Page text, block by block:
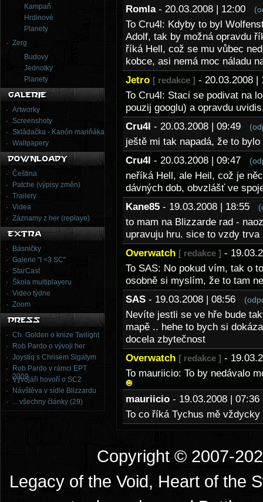
Kampaň
Hrdinové
Planety
Zerg
Budovy
Jednotky
Planety
Artworky
Screenshoty
Skládačka - Kanón mariňáka
Wallpapery
Čeština
Patche (výpisy změn)
Trailery
Videa
Záznamy z her (replaye)
Básničky
Galerie "I <3 SC"
StarCast
Škola multiplayeru
Video týdne
Zoom
Ch. Golden o knize Twilight
Rob Pardo o vývoji her
Joystiq s Chrisem Sigatym
Rob Pardo v rámci EPT
2009
Vývojáři hovoří o SC2
Návštěva v sídle Blizzardu
... všechny články (29)
Romla - 20.03.2008 | 12:00
To Cru4l: Kdyby to byl
Adolf, tak by možná opravdu
říká Hell, což se mu vůbec
kobce, asi nemá moc náladu
Jetro [ redakce ] - 20.03.2008
To Cru4l: Staci se podivat na
pouzij googlu) a opravdu
Cru4l - 20.03.2008 | 09:49
ještě mi tak napadá, že to
Cru4l - 20.03.2008 | 09:47
neříká Hell, ale Heil, což je
dávných dob, obvzlášť ve
Kane85 - 19.03.2008 | 18:55
to mam na Blizzarde rad -
upravuju hru. sice to vzdy
Overwatch [ redakce ] -
To SAS: No pokud vím, tak o
osobně si myslím, že to tam
SAS - 19.03.2008 | 08:56
Nevíte jestli se ve hře bude
mapě .. hehe to bych si
docela zbytečnost
Overwatch [ redakce ] -
To mauriicio: To by nedávalo
mauriicio - 19.03.2008 |
To co říká Tychus mě
Copyright © 2007-
Legacy of the Void, Heart of the